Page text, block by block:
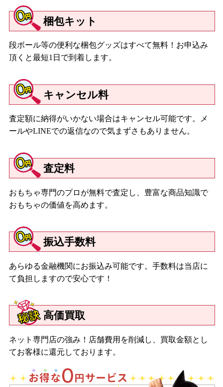
梱包キット
段ボール等の便利な梱包グッズはすべて無料！お申込み
頂くと最短1日で到着します。
キャンセル料
査定額に納得がいかない場合はキャンセル可能です。メ
ールやLINEでの返信なので気まずさもありません。
査定料
おもちゃ専門のプロが無料で査定し、豊富な商品知識で
おもちゃの価値を高めます。
振込手数料
あらゆる金融機関にお振込み可能です。手数料は当店に
て負担しますので安心です！
高価買取
ネット専門店の強み！店舗費用を削減し、買取金額とし
てお客様に還元しております。